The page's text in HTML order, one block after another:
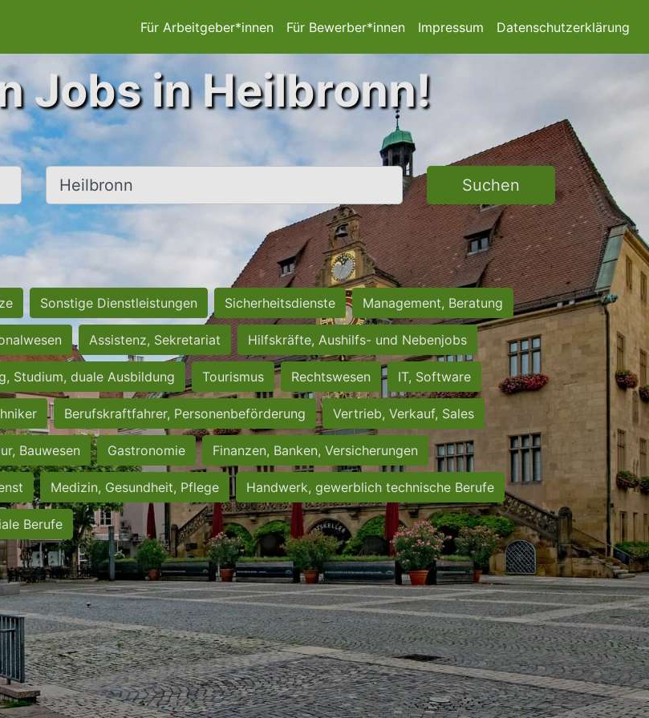
Für Arbeitgeber*innen Für Bewerber*innen Impressum Datenschutzerklärung
Jobs in Heilbronn!
Ort, Stadt Suchen
Sonstige Dienstleistungen Sicherheitsdienste Management, Beratung
Assistenz, Sekretariat Hilfskräfte, Aushilfs- und Nebenjobs
Studium, duale Ausbildung Tourismus Rechtswesen IT, Software
Berufskraftfahrer, Personenbeförderung Vertrieb, Verkauf, Sales
Bauwesen Gastronomie Finanzen, Banken, Versicherungen
Medizin, Gesundheit, Pflege Handwerk, gewerblich technische Berufe
Berufe